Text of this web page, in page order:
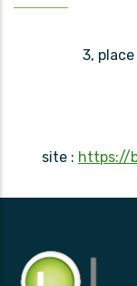
3,
site : https://